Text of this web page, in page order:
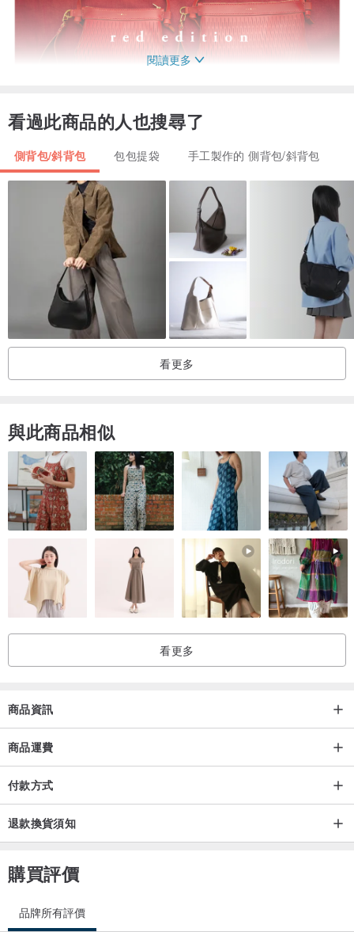
/ 手縫皮革 兩用 貝殼斜揹袋（意大利 紅色 真皮） /
我們首次設計的全牛皮袋子，
運用了新技術把皮革整齊切開，
成為網紋與貝殻花紋，
又像藤藍子。
袋子配有長帶可作單揹或斜揹使用，
原張皮革裁切成的側揹長帶
閱讀更多
看過此商品的人也搜尋了
側背包/斜背包 包包提袋 手工製作的 側背包/斜背包
看更多
與此商品相似
看更多
商品資訊
商品運費
付款方式
退款換貨須知
購買評價
品牌所有評價